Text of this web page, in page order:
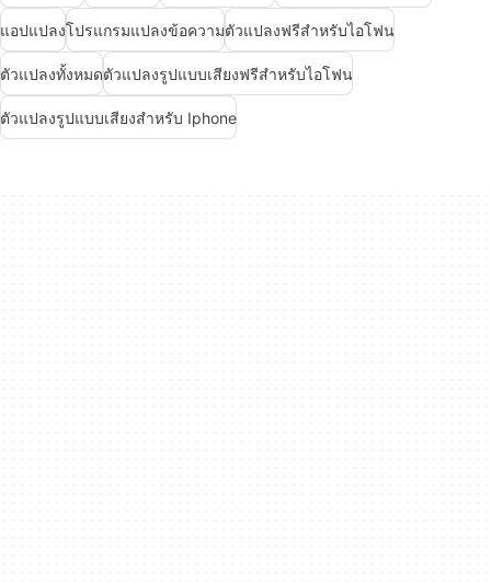
แอปแปลงโปรแกรมแปลงข้อความตัวแปลงฟรีสำหรับไอโฟน
ตัวแปลงทั้งหมดตัวแปลงรูปแบบเสียงฟรีสำหรับไอโฟน
ตัวแปลงรูปแบบเสียงสำหรับ Iphone